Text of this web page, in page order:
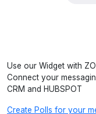
Use our Widget with
Connect your
CRM and HUBSPOT
Create Polls for your